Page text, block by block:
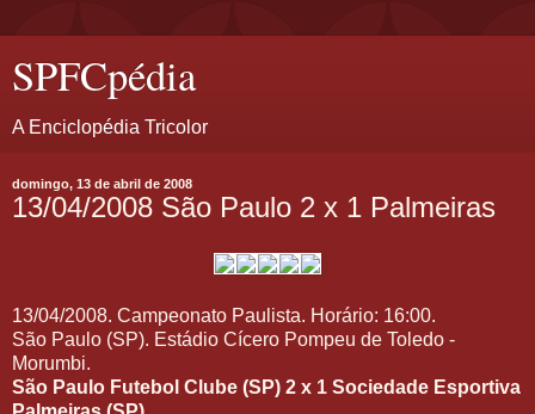
SPFCpédia
A Enciclopédia Tricolor
domingo, 13 de abril de 2008
13/04/2008 São Paulo 2 x 1 Palmeiras
13/04/2008. Campeonato Paulista. Horário: 16:00.
São Paulo (SP). Estádio Cícero Pompeu de Toledo -
Morumbi.
São Paulo Futebol Clube (SP) 2 x 1 Sociedade Esportiva